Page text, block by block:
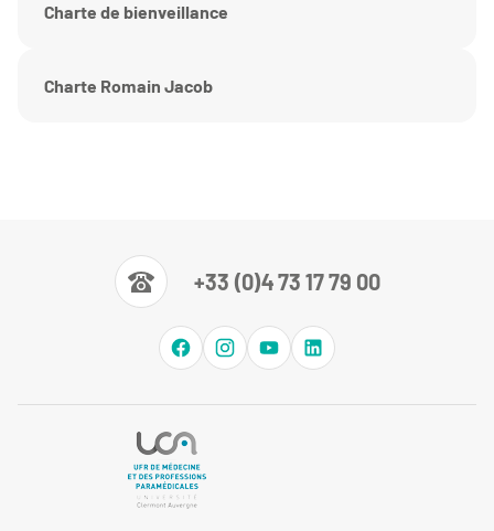
Charte de bienveillance
Charte Romain Jacob
+33 (0)4 73 17 79 00